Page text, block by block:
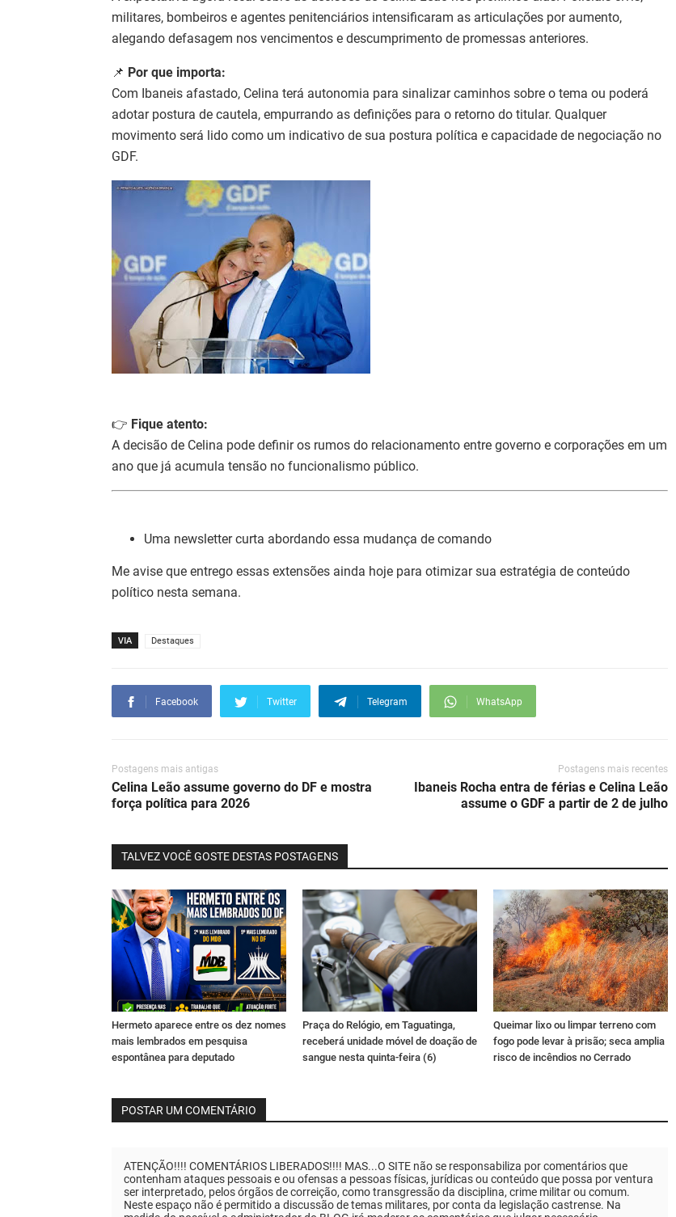
militares, bombeiros e agentes penitenciários intensificaram as articulações por aumento,
alegando defasagem nos vencimentos e descumprimento de promessas anteriores.
📌 Por que importa:
Com Ibaneis afastado, Celina terá autonomia para sinalizar caminhos sobre o tema ou poderá
adotar postura de cautela, empurrando as definições para o retorno do titular. Qualquer
movimento será lido como um indicativo de sua postura política e capacidade de negociação no
GDF.
👉 Fique atento:
A decisão de Celina pode definir os rumos do relacionamento entre governo e corporações em um
ano que já acumula tensão no funcionalismo público.
Uma newsletter curta abordando essa mudança de comando
Me avise que entrego essas extensões ainda hoje para otimizar sua estratégia de conteúdo
político nesta semana.
VIA Destaques
Facebook Twitter Telegram WhatsApp
Postagens mais antigas
Celina Leão assume governo do DF e mostra
força política para 2026
Postagens mais recentes
Ibaneis Rocha entra de férias e Celina Leão
assume o GDF a partir de 2 de julho
TALVEZ VOCÊ GOSTE DESTAS POSTAGENS
Hermeto aparece entre os dez nomes
mais lembrados em pesquisa
espontânea para deputado
Praça do Relógio, em Taguatinga,
receberá unidade móvel de doação de
sangue nesta quinta-feira (6)
Queimar lixo ou limpar terreno com
fogo pode levar à prisão; seca amplia
risco de incêndios no Cerrado
POSTAR UM COMENTÁRIO
ATENÇÃO!!!! COMENTÁRIOS LIBERADOS!!!! MAS...O SITE não se responsabiliza por comentários que
contenham ataques pessoais e ou ofensas a pessoas físicas, jurídicas ou conteúdo que possa por ventura
ser interpretado, pelos órgãos de correição, como transgressão da disciplina, crime militar ou comum.
Neste espaço não é permitido a discussão de temas militares, por conta da legislação castrense. Na